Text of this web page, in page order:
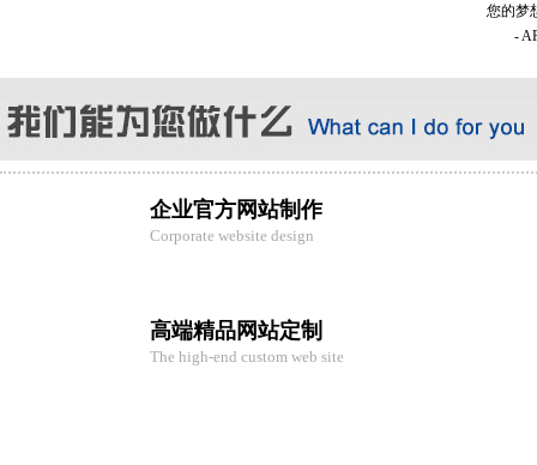
您的梦
-
企业官方网站制作
Corporate website design
高端精品网站定制
The high-end custom web site